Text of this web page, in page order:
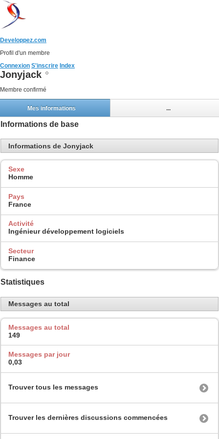
Developpez.com
Profil d'un membre
Connexion S'inscrire Index
Jonyjack
Membre confirmé
Mes informations ...
Informations de base
Informations de Jonyjack
Sexe
Homme
Pays
France
Activité
Ingénieur développement logiciels
Secteur
Finance
Statistiques
Messages au total
Messages au total
149
Messages par jour
0,03
Trouver tous les messages
Trouver les dernières discussions commencées